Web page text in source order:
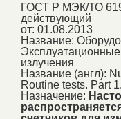
ГОСТ Р МЭК/ТО
действующий
от: 01.08.2013
Название:
излучения
Название (англ):
Routine tests. Part
Назначение: